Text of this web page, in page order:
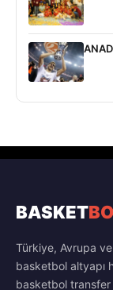
BASKET
Türkiye, Avrupa
basketbol altyapı
basketbol